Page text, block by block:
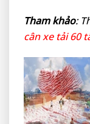
Tham khảo:
cân xe tải 60